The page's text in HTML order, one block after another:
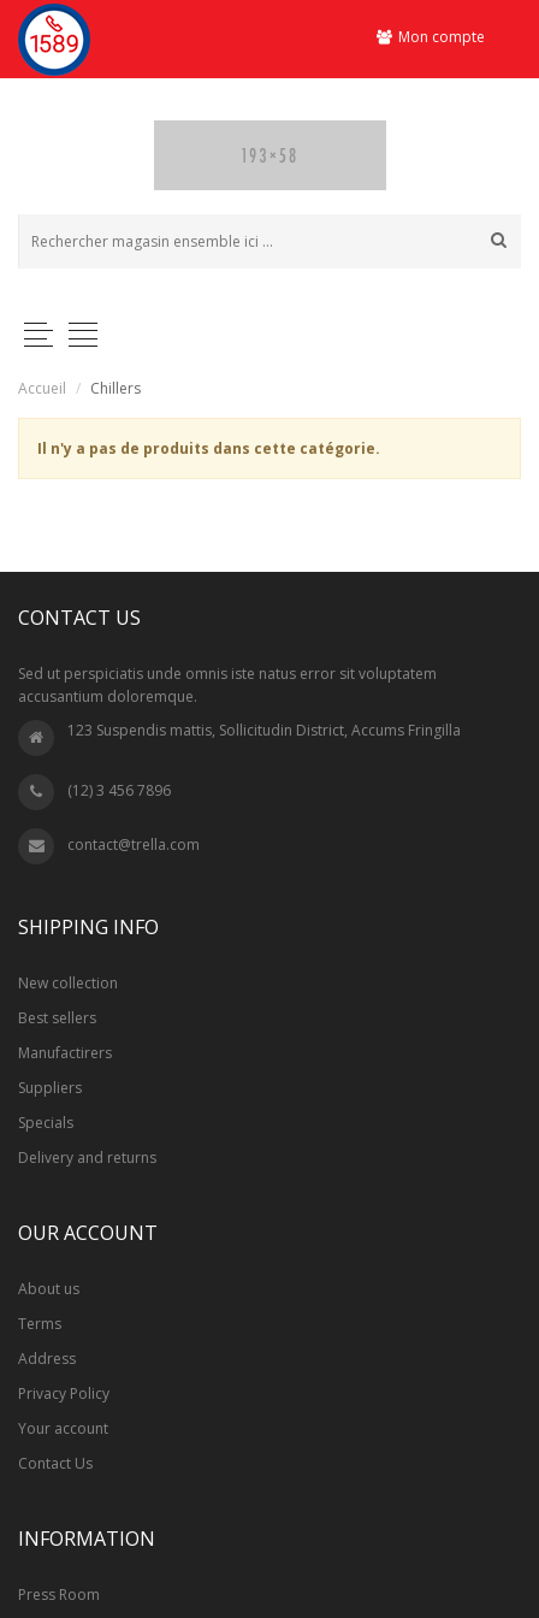
Mon compte
Accueil / Chillers
FREE MATCH 4 & 4+
Il n'y a pas de produits dans cette catégorie.
CONTACT US
Sed ut perspiciatis unde omnis iste natus error sit voluptatem
accusantium doloremque.
123 Suspendis mattis, Sollicitudin District, Accums Fringilla
(12) 3 456 7896
contact@trella.com
SHIPPING INFO
New collection
Best sellers
Manufactirers
Suppliers
Specials
Delivery and returns
OUR ACCOUNT
About us
Terms
Address
Privacy Policy
Your account
Contact Us
INFORMATION
Press Room